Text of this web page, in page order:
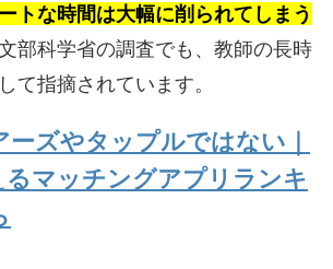
トな時間は大幅に削られてしまう
部科学省の調査でも、教師の長時
て指摘されています。
ーズやタップルではない｜
るマッチングアプリランキ